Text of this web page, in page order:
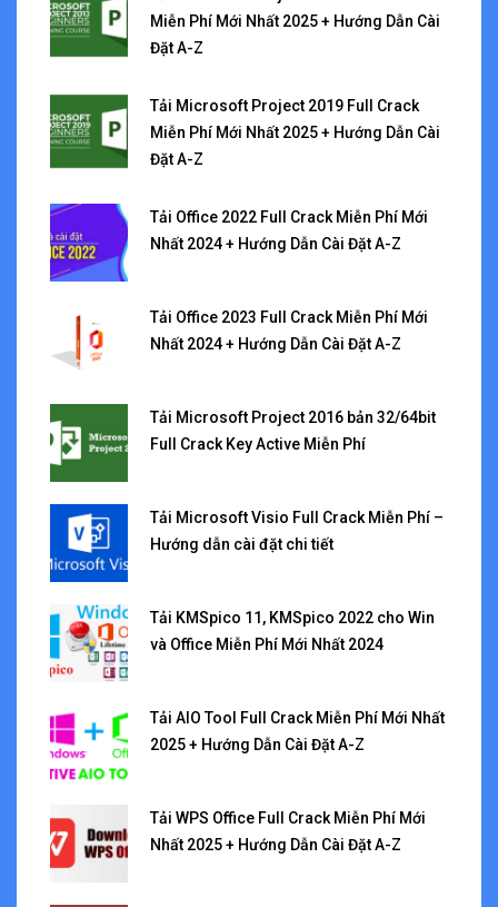
Miễn Phí Mới Nhất 2025 + Hướng Dẫn Cài
Đặt A-Z
Tải Microsoft Project 2019 Full Crack
Miễn Phí Mới Nhất 2025 + Hướng Dẫn Cài
Đặt A-Z
Tải Office 2022 Full Crack Miễn Phí Mới
Nhất 2024 + Hướng Dẫn Cài Đặt A-Z
Tải Office 2023 Full Crack Miễn Phí Mới
Nhất 2024 + Hướng Dẫn Cài Đặt A-Z
Tải Microsoft Project 2016 bản 32/64bit
Full Crack Key Active Miễn Phí
Tải Microsoft Visio Full Crack Miễn Phí –
Hướng dẫn cài đặt chi tiết
Tải KMSpico 11, KMSpico 2022 cho Win
và Office Miễn Phí Mới Nhất 2024
Tải AIO Tool Full Crack Miễn Phí Mới Nhất
2025 + Hướng Dẫn Cài Đặt A-Z
Tải WPS Office Full Crack Miễn Phí Mới
Nhất 2025 + Hướng Dẫn Cài Đặt A-Z